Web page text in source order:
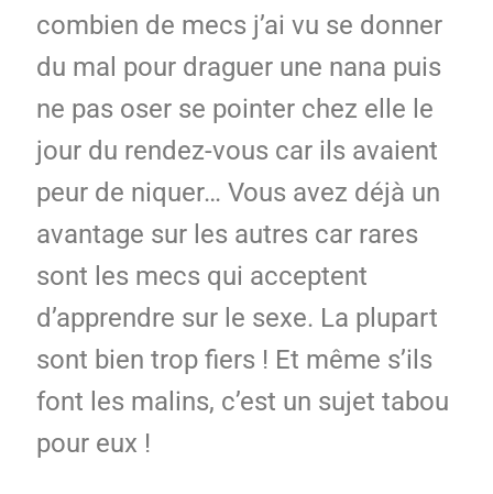
combien de mecs j’ai vu se donner
du mal pour draguer une nana puis
ne pas oser se pointer chez elle le
jour du rendez-vous car ils avaient
peur de niquer… Vous avez déjà un
avantage sur les autres car rares
sont les mecs qui acceptent
d’apprendre sur le sexe. La plupart
sont bien trop fiers ! Et même s’ils
font les malins, c’est un sujet tabou
pour eux !